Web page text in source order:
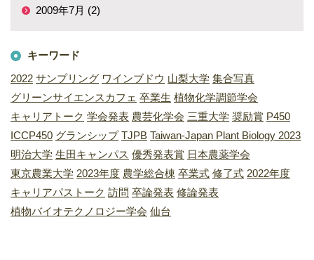
2009年7月 (2)
キーワード
2022 サンプリング ワインブドウ 山梨大学 集合写真
グリーンサイエンスカフェ 卒業生 植物化学調節学会
キャリアトーク 学会発表 農芸化学会 三重大学 奨励賞 P450
ICCP450 グランシップ TJPB Taiwan-Japan Plant Biology 2023
明治大学 生田キャンパス 優秀発表賞 日本農薬学会
東京農業大学 2023年度 農学総合棟 卒業式 修了式 2022年度
キャリアパストーク 訪問 卒論発表 修論発表
植物バイオテクノロジー学会 仙台